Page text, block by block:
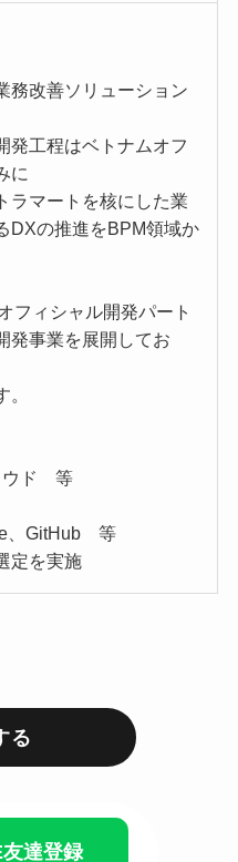
務改善ソリューション
発工程はベトナムオフ
に
ラマートを核にした業
DXの推進をBPM領域か
フィシャル開発パート
発事業を展開してお
ウド 等
、GitHub 等
定を実施
る
達登録